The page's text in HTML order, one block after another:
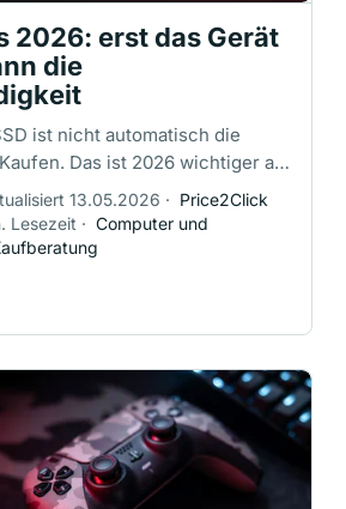
2026: erst das Gerät
die
ist nicht automatisch die
Das ist 2026 wichtiger als
SSD-Preise springen
aus dem …
13.05.2026 · Price2Click
Lesezeit · Computer und